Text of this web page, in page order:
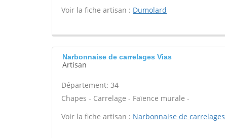
Voir la fiche artisan : Dumolard
Narbonnaise de carrelages Vias
Artisan
Département: 34
Chapes - Carrelage - Faïence murale -
Voir la fiche artisan : Narbonnaise de carrelages